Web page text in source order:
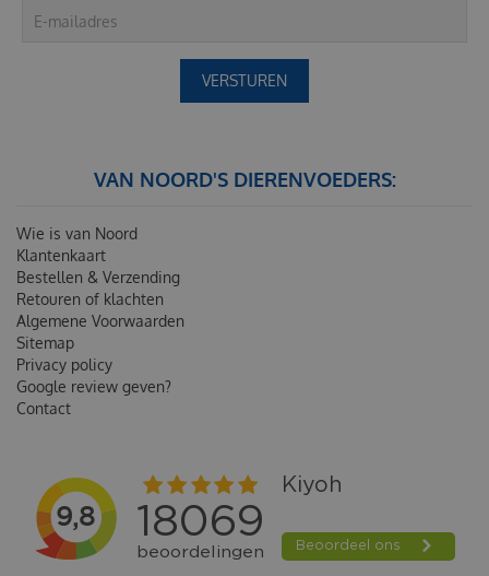
VAN NOORD'S DIERENVOEDERS:
Wie is van Noord
Klantenkaart
Bestellen & Verzending
Retouren of klachten
Algemene Voorwaarden
Sitemap
Privacy policy
Google review geven?
Contact